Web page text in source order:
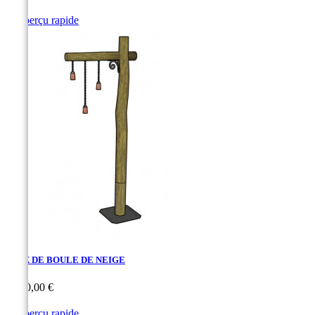
Aperçu rapide
JEUX DE BOULE DE NEIGE
1 030,00 €